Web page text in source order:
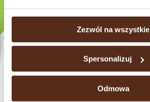
Zezwól na wszystkie
Spersonalizuj
Odmowa